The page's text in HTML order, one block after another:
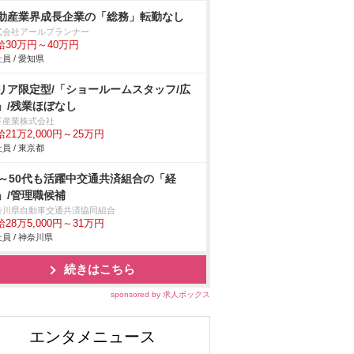
産業界成長企業の「総務」転勤なし
会社アールプランナー
30万円～40万円
員 / 愛知県
ア限定型/「ショールームスタッフ/広
/残業ほぼなし
産業株式会社
21万2,000円～25万円
員 / 東京都
50代も活躍中交通共済組合の「経
/管理職候補
川県自動車交通共済協同組合
28万5,000円～31万円
員 / 神奈川県
続きはこちら
sponsored by 求人ボックス
エンタメニュース